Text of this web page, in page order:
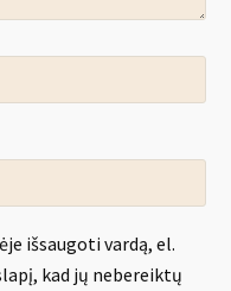
išsaugoti vardą, el.
kad jų nebereiktų